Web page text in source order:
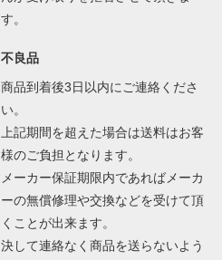
す。
不良品
商品到着後3日以内にご連絡くださ
い。
上記期間を超えた場合は送料はお客
様のご負担となります。
メーカー保証期限内であればメーカ
ーの無償修理や交換などを受けて頂
くことが出来ます。
決して連絡なく商品を送らないよう